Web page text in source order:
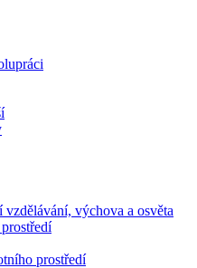
výchova a osvěta
prostředí